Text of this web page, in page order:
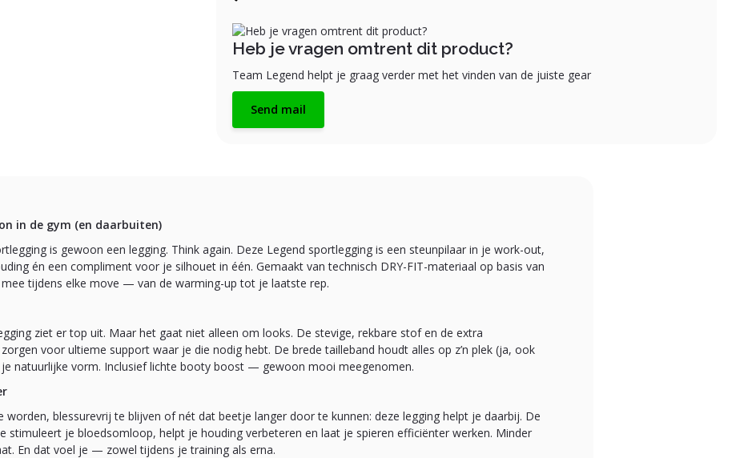
Heb je vragen omtrent dit product?
Team Legend helpt je graag verder met het vinden van de juiste gear
Send mail
in de gym (en daarbuiten)
is gewoon een legging. Think again. Deze Legend sportlegging is een steunpilaar in je work-out,
én een compliment voor je silhouet in één. Gemaakt van technisch DRY-FIT-materiaal op basis van
tijdens elke move — van de warming-up tot je laatste rep.
ziet er top uit. Maar het gaat niet alleen om looks. De stevige, rekbare stof en de extra
voor ultieme support waar je die nodig hebt. De brede tailleband houdt alles op z’n plek (ja, ook
natuurlijke vorm. Inclusief lichte booty boost — gewoon mooi meegenomen.
blessurevrij te blijven of nét dat beetje langer door te kunnen: deze legging helpt je daarbij. De
stimuleert je bloedsomloop, helpt je houding verbeteren en laat je spieren efficiënter werken. Minder
En dat voel je — zowel tijdens je training als erna.